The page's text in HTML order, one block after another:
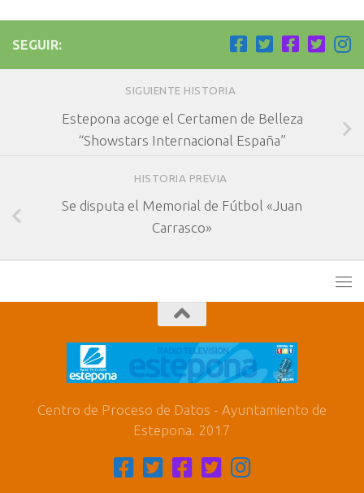
SEGUIR:
SIGUIENTE HISTORIA
Estepona acoge el Certamen de Belleza
“Showstars Internacional España”
HISTORIA PREVIA
Se disputa el Memorial de Fútbol «Juan
Carrasco»
Centro de Proceso de Datos - Ayuntamiento de
Estepona. 2017